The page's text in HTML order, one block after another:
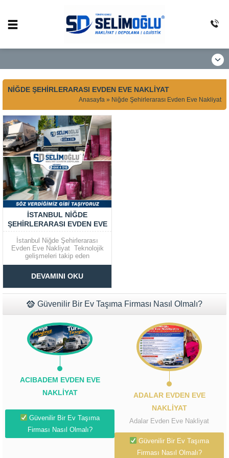
NIĞDE ŞEHIRLERARASI EVDEN EVE NAKLIYAT
Anasayfa » Niğde Şehirlerarası Evden Eve Nakliyat
İSTANBUL NIĞDE
ŞEHIRLERARASI EVDEN EVE
NAKLIYAT
İstanbul Niğde Şehirlerarası
Evden Eve Nakliyat Teknolojik
gelişmeleri takip eden
müşterilerine kaliteli ve güvenilir
sunan firmamız İstanbul’un önde
gelen firmalarındandır.
Şehirlerarası evden eve nakliyat
hizmeti veren firmamız tüm
şehirlere olduğu gibi Niğde’ye de
evden eve...
DEVAMINI OKU
Güvenilir Bir Ev Taşıma Firması Nasıl Olmalı?
ACIBADEM EVDEN EVE
NAKLIYAT
Güvenilir Bir Ev Taşıma
Firması Nasıl Olmalı?
ADALAR EVDEN EVE
NAKLIYAT
Adalar Evden Eve Nakliyat
Güvenilir Bir Ev Taşıma
Firması Nasıl Olmalı?